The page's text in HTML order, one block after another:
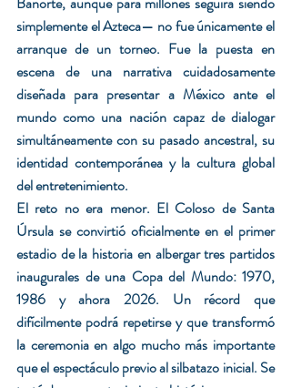
simplemente el Azteca— no fue únicamente el
arranque de un torneo. Fue la puesta en
escena de una narrativa cuidadosamente
diseñada para presentar a México ante el
mundo como una nación capaz de dialogar
simultáneamente con su pasado ancestral, su
identidad contemporánea y la cultura global
del entretenimiento.
El reto no era menor. El Coloso de Santa
Úrsula se convirtió oficialmente en el primer
estadio de la historia en albergar tres partidos
inaugurales de una Copa del Mundo: 1970,
1986 y ahora 2026. Un récord que
difícilmente podrá repetirse y que transformó
la ceremonia en algo mucho más importante
que el espectáculo previo al silbatazo inicial. Se